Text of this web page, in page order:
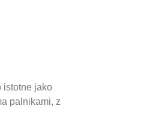
istotne jako
palnikami, z